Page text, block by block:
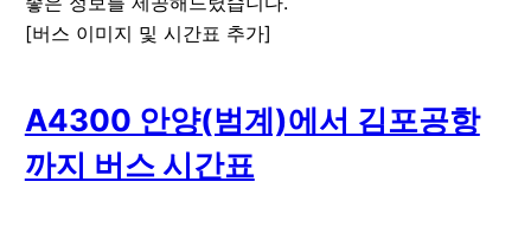
[버스 이미지 및 시간표 추가]
A4300 안양(범계)에서 김포공항
까지 버스 시간표